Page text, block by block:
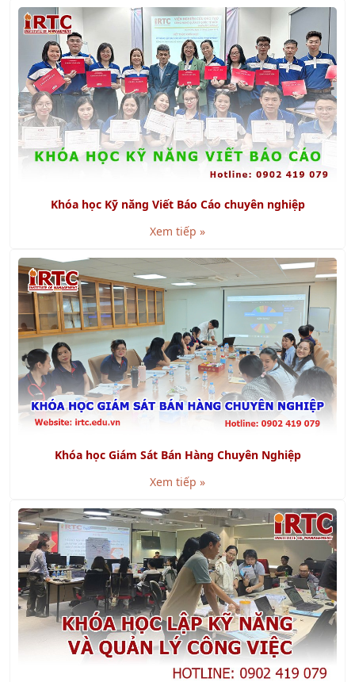
Khóa học Kỹ năng Viết Báo Cáo chuyên nghiệp
Xem tiếp »
Khóa học Giám Sát Bán Hàng Chuyên Nghiệp
Xem tiếp »